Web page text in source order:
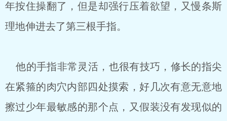
年按住操翻了，但是却强行压着欲望，又慢条斯
理地伸进去了第三根手指。
他的手指非常灵活，也很有技巧，修长的指尖
在紧箍的肉穴内部四处摸索，好几次有意无意地
擦过少年最敏感的那个点，又假装没有发现似的